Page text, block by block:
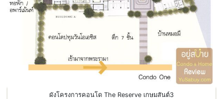
ผังโครงการคอนโด The Reserve เกษมสันต์3